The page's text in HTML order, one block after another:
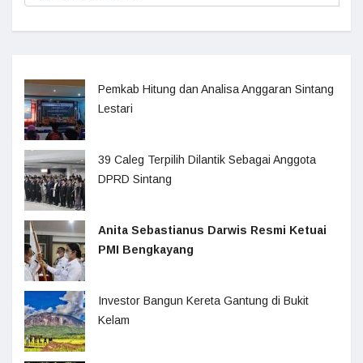
Pemkab Hitung dan Analisa Anggaran Sintang
Lestari
39 Caleg Terpilih Dilantik Sebagai Anggota
DPRD Sintang
Anita Sebastianus Darwis Resmi Ketuai
PMI Bengkayang
Investor Bangun Kereta Gantung di Bukit
Kelam